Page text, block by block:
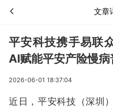
文章
平安科技携手易联
AI赋能平安产险慢
2026-06-01 18:37:04
近日，平安科技（深圳